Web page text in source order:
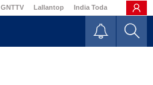
GNTTV Lallantop India Today Business